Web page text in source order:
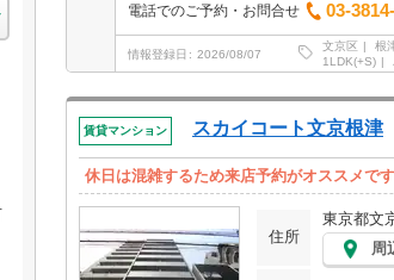
電話でのご予約・お問合せ
03-
情報登録日 2026/08/07
文京区 根
1LDK(+S)
賃貸マンション スカイコート文京根津
休日は混雑するため来店予約がオススメです
住所
東京都文
周